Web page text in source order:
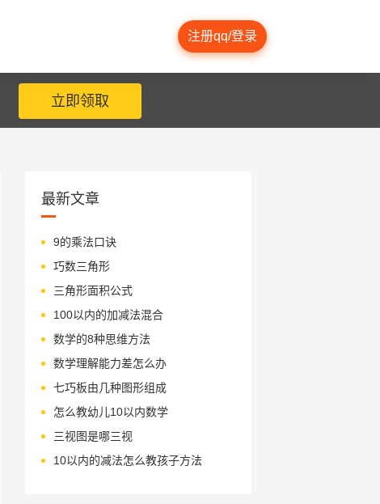
注册qq/登录
立即领取
最新文章
9的乘法口诀
巧数三角形
三角形面积公式
100以内的加减法混合
数学的8种思维方法
数学理解能力差怎么办
七巧板由几种图形组成
怎么教幼儿10以内数学
三视图是哪三视
10以内的减法怎么教孩子方法